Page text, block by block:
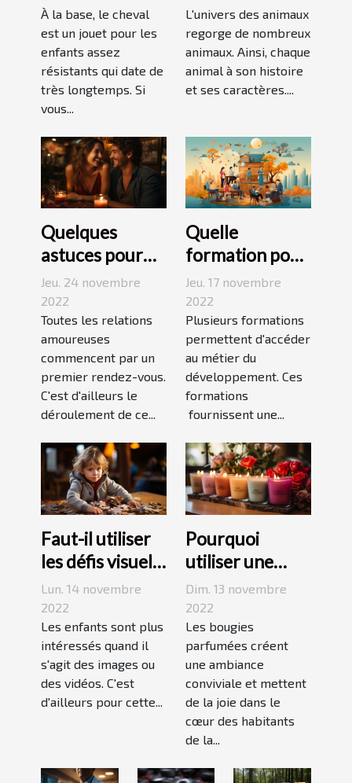
pour enfant
À la base, le cheval
est un jouet pour les
enfants assez
résistants qui date de
très longtemps. Si
vous...
L'univers des animaux
regorge de nombreux
animaux. Ainsi, chaque
animal à son histoire
et ses caractères....
Quelques
astuces pour
réussir son
premier
rendez-vous
Jeu. 24 novembre
2022
Toutes les relations
amoureuses
commencent par un
premier rendez-vous.
C'est d'ailleurs le
déroulement de ce...
Quelle
formation pour
travailler dans
le
développement
durable ?
Jeu. 17 novembre
2022
Plusieurs formations
permettent d'accéder
au métier du
développement. Ces
formations
fournissent une...
Faut-il utiliser
les défis visuels
pour enseigner
aux enfants ?
Lun. 14 novembre
2022
Les enfants sont plus
intéressés quand il
s'agit des images ou
des vidéos. C'est
d'ailleurs pour cette...
Pourquoi
utiliser une
bougie
parfumée?
Dim. 13 novembre
2022
Les bougies
parfumées créent
une ambiance
conviviale et mettent
de la joie dans le
cœur des habitants
de la...